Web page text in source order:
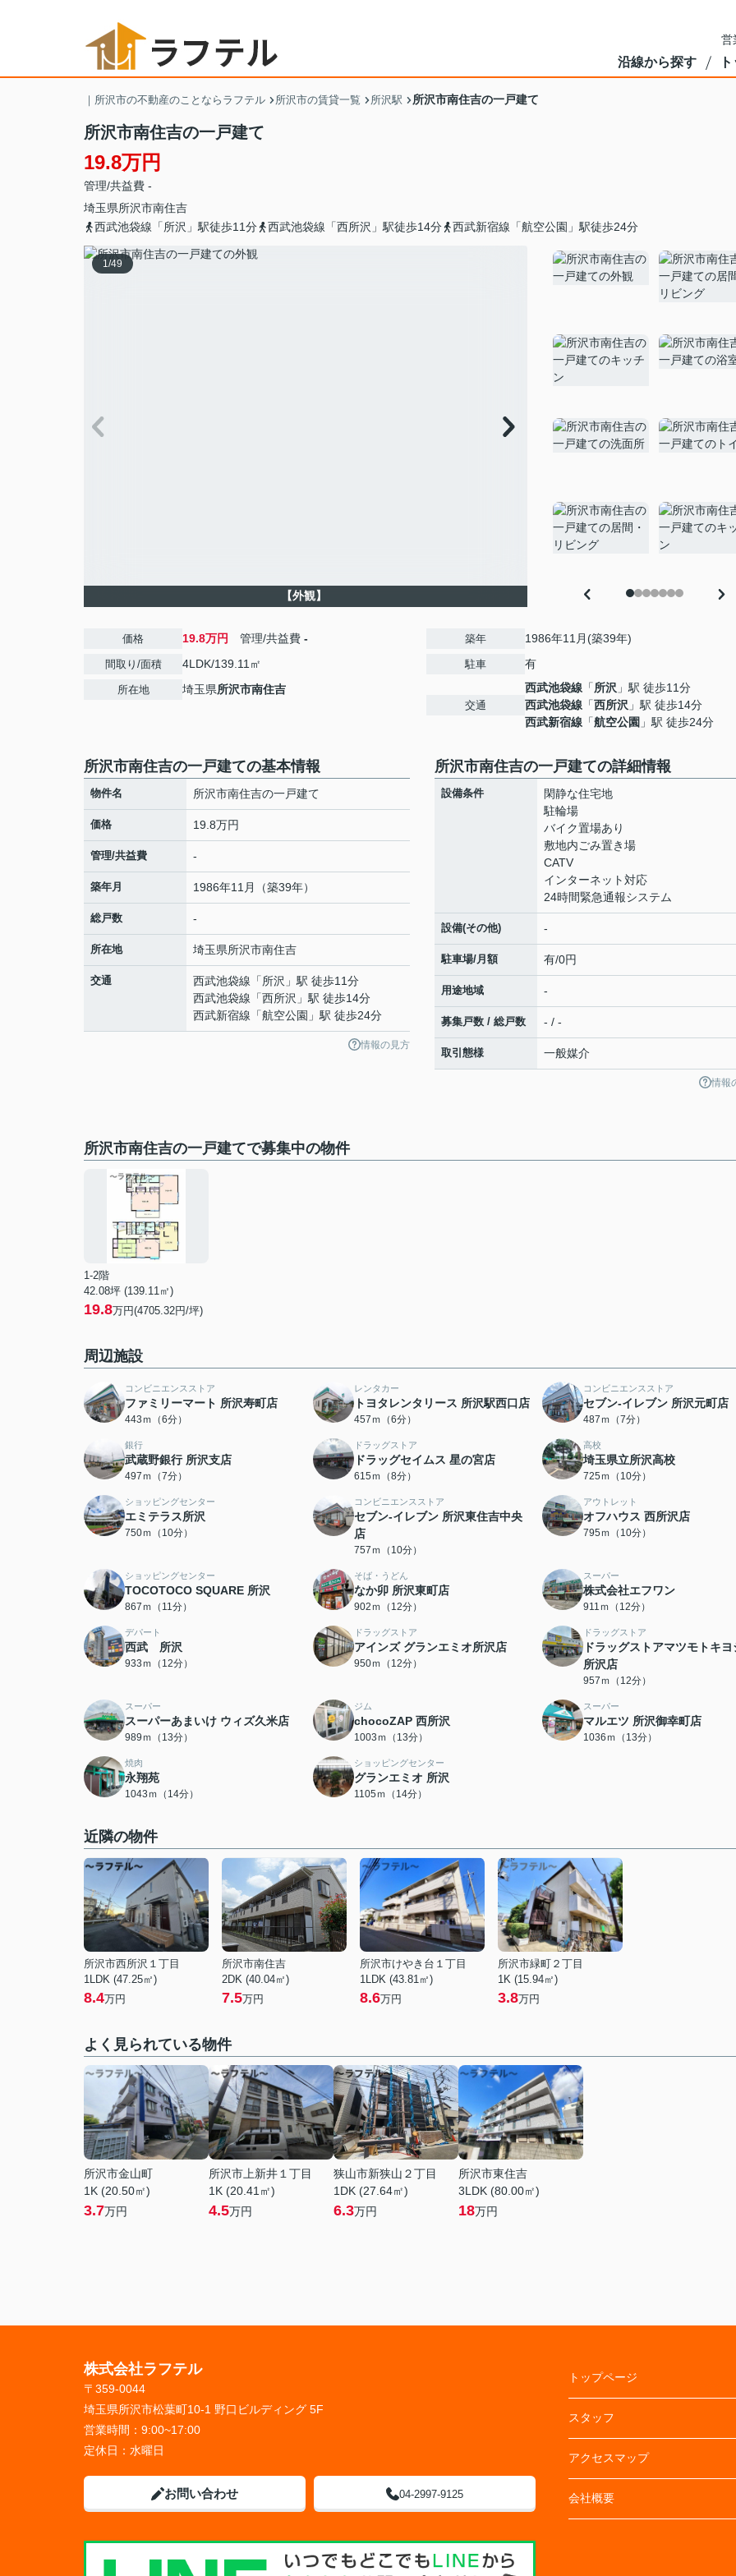
営
沿線から探す
｜所沢市の不動産のことならラフテル 所沢市の賃貸一覧 所沢駅 所沢市南住吉の一戸建て
所沢市南住吉の一戸建て
19.8万円
管理/共益費 -
埼玉県所沢市南住吉
西武池袋線「所沢」駅徒歩11分
西武池袋線「西所沢」駅徒歩14分 西武新宿線「航空公園」駅徒歩24分
1/49
【外観】
価格 19.8万円 管理/共益費 -
間取り/面積 4LDK/139.11㎡
所在地 埼玉県所沢市南住吉
築年 1986年11月(築39年)
駐車 有
交通
西武池袋線 「所沢 」駅 徒歩11分
西武池袋線 「西所沢 」駅 徒歩14分
西武新宿線 「航空公園 」駅 徒歩24分
所沢市南住吉の一戸建ての基本情報
物件名 所沢市南住吉の一戸建て
価格 19.8万円
管理/共益費 -
築年月 1986年11月（築39年）
総戸数 -
所在地 埼玉県所沢市南住吉
交通 西武池袋線 「所沢 」駅 徒歩11分
西武池袋線 「西所沢 」駅 徒歩14分
西武新宿線 「航空公園 」駅 徒歩24分
情報の見方
所沢市南住吉の一戸建ての詳細情報
設備条件
閑静な住宅地
駐輪場
バイク置場あり
敷地内ごみ置き場
CATV
インターネット対応
24時間緊急通報システム
設備(その他) -
駐車場/月額 有/0円
用途地域 -
募集戸数 / 総戸数 - / -
取引態様 一般媒介
情報
所沢市南住吉の一戸建てで募集中の物件
1-2階
42.08坪 (139.11㎡)
19.8万円(4705.32円/坪)
周辺施設
コンビニエンスストア
ファミリーマート 所沢寿町店
443ｍ（6分）
レンタカー
トヨタレンタリース 所沢駅西口店
457ｍ（6分）
コンビニエンスストア
セブン-イレブン 所沢元町店
487ｍ（7分）
銀行
武蔵野銀行 所沢支店
497ｍ（7分）
ドラッグストア
ドラッグセイムス 星の宮店
615ｍ（8分）
高校
埼玉県立所沢高校
725ｍ（10分）
ショッピングセンター
エミテラス所沢
750ｍ（10分）
コンビニエンスストア
セブン-イレブン 所沢東住吉中央
店
757ｍ（10分）
アウトレット
オフハウス 西所沢店
795ｍ（10分）
ショッピングセンター
TOCOTOCO SQUARE 所沢
867ｍ（11分）
そば・うどん
なか卯 所沢東町店
902ｍ（12分）
スーパー
株式会社エフワン
911ｍ（12分）
デパート
西武 所沢
933ｍ（12分）
ドラッグストア
アインズ グランエミオ所沢店
950ｍ（12分）
ドラッグストア
ドラッグストアマツモトキヨ
所沢店
957ｍ（12分）
スーパー
スーパーあまいけ ウィズ久米店
989ｍ（13分）
ジム
chocoZAP 西所沢
1003ｍ（13分）
スーパー
マルエツ 所沢御幸町店
1036ｍ（13分）
焼肉
永翔苑
1043ｍ（14分）
ショッピングセンター
グランエミオ 所沢
1105ｍ（14分）
近隣の物件
所沢市西所沢１丁目
1LDK (47.25㎡)
8.4万円
所沢市南住吉
2DK (40.04㎡)
7.5万円
所沢市けやき台１丁目
1LDK (43.81㎡)
8.6万円
所沢市緑町２丁目
1K (15.94㎡)
3.8万円
よく見られている物件
所沢市金山町
1K (20.50㎡)
3.7万円
所沢市上新井１丁目
1K (20.41㎡)
4.5万円
狭山市新狭山２丁目
1DK (27.64㎡)
6.3万円
所沢市東住吉
3LDK (80.00㎡)
18万円
株式会社ラフテル
〒359-0044
埼玉県所沢市松葉町10-1 野口ビルディング 5F
営業時間： 9:00~17:00
定休日： 水曜日
お問い合わせ 04-2997-9125
トップページ
スタッフ
アクセスマップ
会社概要